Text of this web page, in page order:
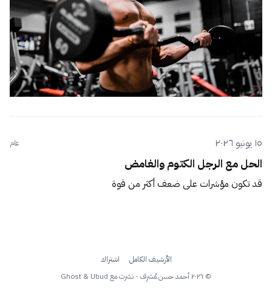
١٥ يونيو ٢٠٢٦ عام
الحل مع الرجل الكتوم والغامض
قد تكون مؤشرات على ضعف أكثر من قوة
الأرشيف الكامل
اشتراك
© ٢٠٢٦ أحمد حسن مُشرِف - نشرت مع
Ghost & Ubud